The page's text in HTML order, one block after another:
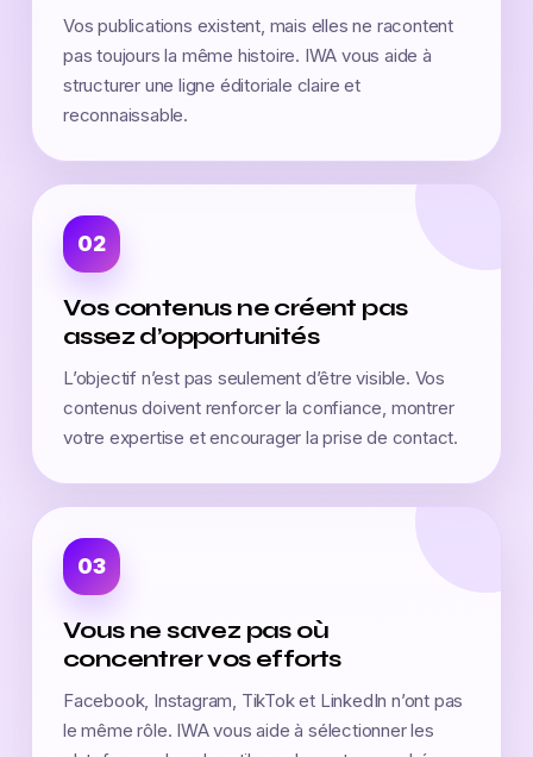
Vos publications existent, mais elles ne racontent
pas toujours la même histoire. IWA vous aide à
structurer une ligne éditoriale claire et
reconnaissable.
02
Vos contenus ne créent pas
assez d’opportunités
L’objectif n’est pas seulement d’être visible. Vos
contenus doivent renforcer la confiance, montrer
votre expertise et encourager la prise de contact.
03
Vous ne savez pas où
concentrer vos efforts
Facebook, Instagram, TikTok et LinkedIn n’ont pas
le même rôle. IWA vous aide à sélectionner les